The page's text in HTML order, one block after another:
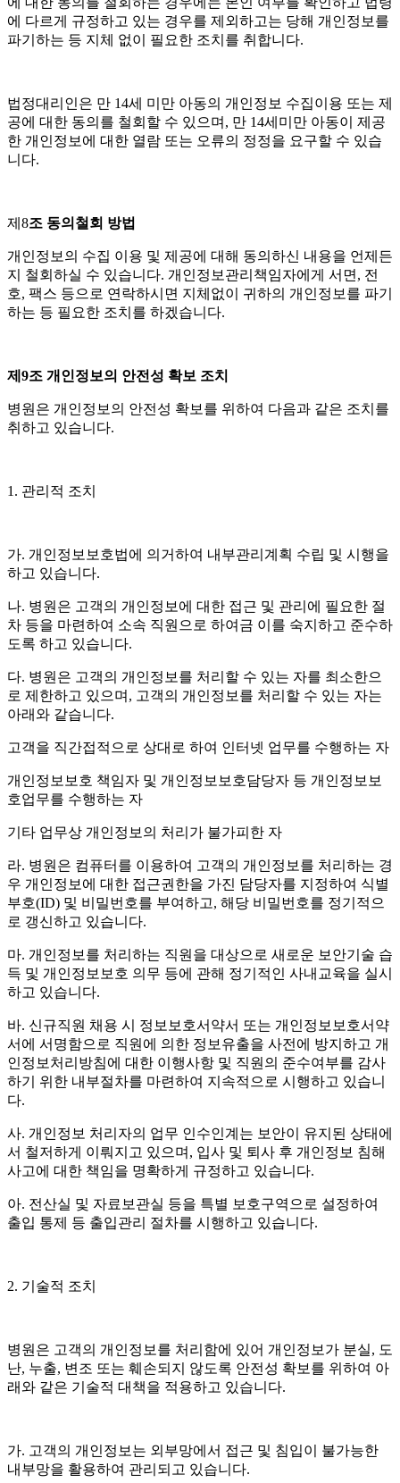
에 다르게 규정하고 있는 경우를 제외하고는 당해 개인정보를
파기하는 등 지체 없이 필요한 조치를 취합니다.
법정대리인은 만 14세 미만 아동의 개인정보 수집이용 또는 제
공에 대한 동의를 철회할 수 있으며 , 만 14세미만 아동이 제공
한 개인정보에 대한 열람 또는 오류의 정정을 요구할 수 있습
니다.
제 8조 동의철회 방법
개인정보의 수집 이용 및 제공에 대해 동의하신 내용을 언제든
지 철회하실 수 있습니다. 개인정보관리책임자에게 서면 , 전
호, 팩스 등으로 연락하시면 지체없이 귀하의 개인정보를 파기
하는 등 필요한 조치를 하겠습니다.
제 9조 개인정보의 안전성 확보 조치
병원은 개인정보의 안전성 확보를 위하여 다음과 같은 조치를
취하고 있습니다.
1. 관리적 조치
가. 개인정보보호법에 의거하여 내부관리계획 수립 및 시행을
하고 있습니다.
나. 병원은 고객의 개인정보에 대한 접근 및 관리에 필요한 절
차 등을 마련하여 소속 직원으로 하여금 이를 숙지하고 준수하
도록 하고 있습니다.
다. 병원은 고객의 개인정보를 처리할 수 있는 자를 최소한으
로 제한하고 있으며 , 고객의 개인정보를 처리할 수 있는 자는
아래와 같습니다.
고객을 직간접적으로 상대로 하여 인터넷 업무를 수행하는 자
개인정보보호 책임자 및 개인정보보호담당자 등 개인정보보
호업무를 수행하는 자
기타 업무상 개인정보의 처리가 불가피한 자
라. 병원은 컴퓨터를 이용하여 고객의 개인정보를 처리하는 경
우 개인정보에 대한 접근권한을 가진 담당자를 지정하여 식별
부호(ID) 및 비밀번호를 부여하고, 해당 비밀번호를 정기적으
로 갱신하고 있습니다.
마. 개인정보를 처리하는 직원을 대상으로 새로운 보안기술 습
득 및 개인정보보호 의무 등에 관해 정기적인 사내교육을 실시
하고 있습니다.
바. 신규직원 채용 시 정보보호서약서 또는 개인정보보호서약
서에 서명함으로 직원에 의한 정보유출을 사전에 방지하고 개
인정보처리방침에 대한 이행사항 및 직원의 준수여부를 감사
하기 위한 내부절차를 마련하여 지속적으로 시행하고 있습니
다.
사. 개인정보 처리자의 업무 인수인계는 보안이 유지된 상태에
서 철저하게 이뤄지고 있으며 , 입사 및 퇴사 후 개인정보 침해
사고에 대한 책임을 명확하게 규정하고 있습니다.
아. 전산실 및 자료보관실 등을 특별 보호구역으로 설정하여
출입 통제 등 출입관리 절차를 시행하고 있습니다.
2. 기술적 조치
병원은 고객의 개인정보를 처리함에 있어 개인정보가 분실, 도
난, 누출, 변조 또는 훼손되지 않도록 안전성 확보를 위하여 아
래와 같은 기술적 대책을 적용하고 있습니다.
가. 고객의 개인정보는 외부망에서 접근 및 침입이 불가능한
내부망을 활용하여 관리되고 있습니다.